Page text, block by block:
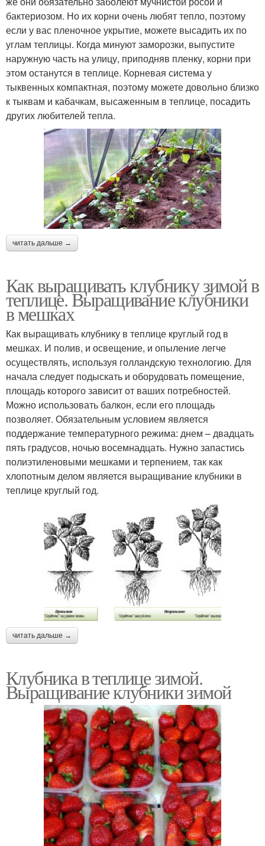
бактериозом. Но их корни очень любят тепло, поэтому
если у вас пленочное укрытие, можете высадить их по
углам теплицы. Когда минуют заморозки, выпустите
наружную часть на улицу, приподняв пленку, корни при
этом останутся в теплице. Корневая система у
тыквенных компактная, поэтому можете довольно близко
к тыквам и кабачкам, высаженным в теплице, посадить
других любителей тепла.
читать дальше →
Как выращивать клубнику зимой в
теплице. Выращивание клубники
в мешках
Как выращивать клубнику в теплице круглый год в
мешках. И полив, и освещение, и опыление легче
осуществлять, используя голландскую технологию. Для
начала следует подыскать и оборудовать помещение,
площадь которого зависит от ваших потребностей.
Можно использовать балкон, если его площадь
позволяет. Обязательным условием является
поддержание температурного режима: днем – двадцать
пять градусов, ночью восемнадцать. Нужно запастись
полиэтиленовыми мешками и терпением, так как
хлопотным делом является выращивание клубники в
теплице круглый год.
читать дальше →
Клубника в теплице зимой.
Выращивание клубники зимой